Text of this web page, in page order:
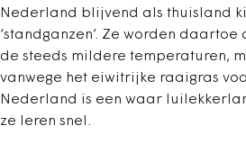
Nederland blijvend als thuisland
‘standganzen’. Ze worden
de steeds mildere temperaturen,
vanwege het eiwitrijke raaigras
Nederland is een waar
ze leren snel.